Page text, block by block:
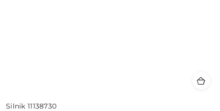
Silnik 11138730